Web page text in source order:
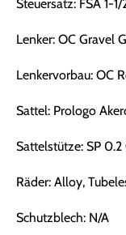
Steuersatz: FSA 1-
Lenker: OC Gravel
Lenkervorbau: OC
Sattel: Prologo
Sattelstütze: SP
Räder: Alloy,
Schutzblech: N/A